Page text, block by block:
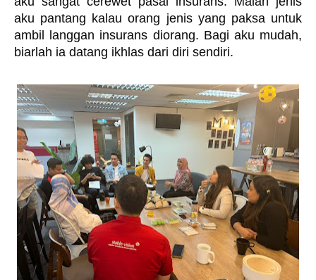
aku pantang kalau orang jenis yang paksa untuk
ambil langgan insurans diorang. Bagi aku mudah,
biarlah ia datang ikhlas dari diri sendiri.